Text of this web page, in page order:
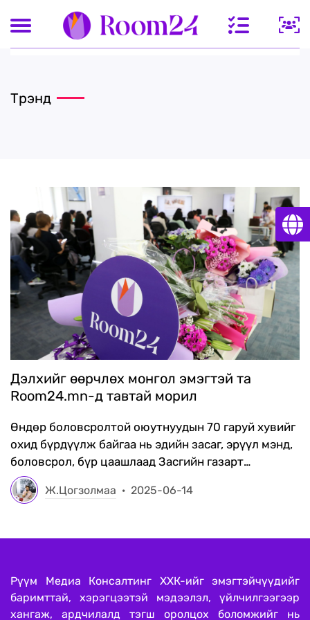
Трэнд
Дэлхийг өөрчлөх монгол эмэгтэй та
Room24.mn-д тавтай морил
Өндөр боловсролтой оюутнуудын 70 гаруй хувийг
охид бүрдүүлж байгаа нь эдийн засаг, эрүүл мэнд,
боловсрол, бүр цаашлаад Засгийн газарт
эмэгтэйчүүдийн оролцоо өргөжиж, эрх тэгш
нийгмийг бүтээх найдвар төрүүлж байна
Ж.Цогзолмаа · 2025-06-14
Рүүм Медиа Консалтинг ХХК-ийг эмэгтэйчүүдийг
баримттай, хэрэгцээтэй мэдээлэл, үйлчилгээгээр
хангаж, ардчилалд тэгш оролцох боломжийг нь